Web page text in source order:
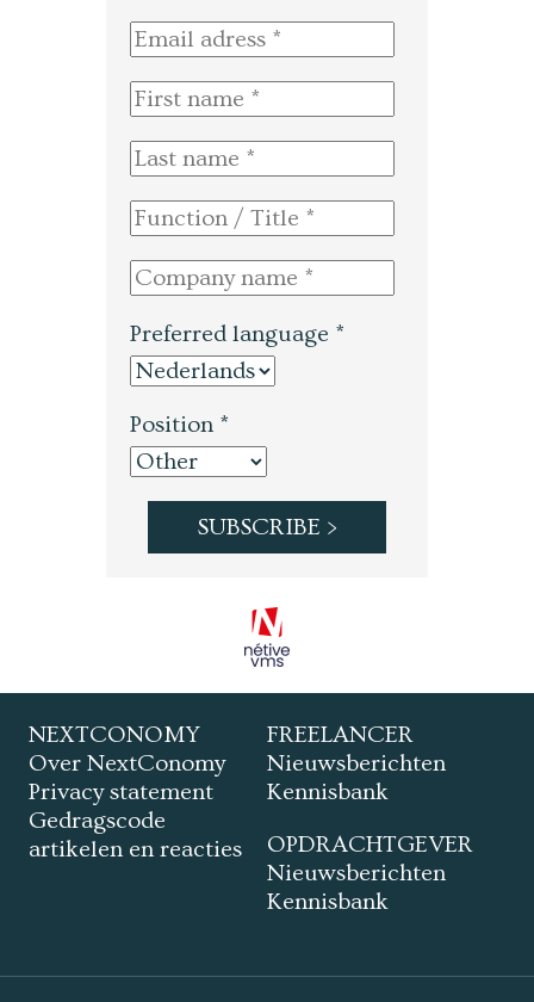
Preferred language *
Position *
NEXTCONOMY
Over NextConomy
Privacy statement
Gedragscode
artikelen en reacties
FREELANCER
Nieuwsberichten
Kennisbank
OPDRACHTGEVER
Nieuwsberichten
Kennisbank